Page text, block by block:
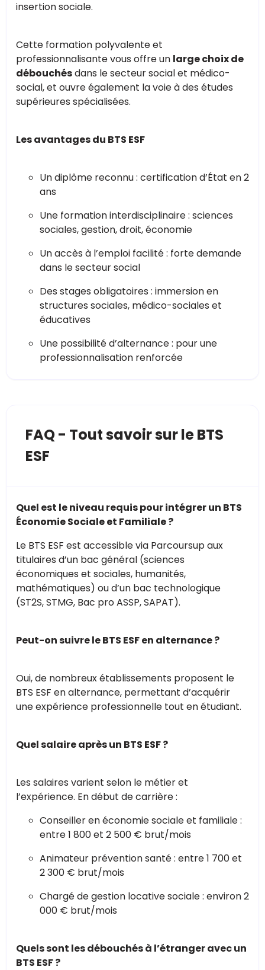
insertion sociale.
Cette formation polyvalente et
professionnalisante vous offre un large choix de
débouchésdans le secteur social et médico-
social, et ouvre également la voie à des études
supérieures spécialisées.
Les avantages du BTS ESF
Un diplôme reconnu : certification d’État en 2
ans
Une formation interdisciplinaire : sciences
sociales, gestion, droit, économie
Un accès à l’emploi facilité : forte demande
dans le secteur social
Des stages obligatoires : immersion en
structures sociales, médico-sociales et
éducatives
Une possibilité d’alternance : pour une
professionnalisation renforcée
FAQ - Tout savoir sur le BTS
ESF
Quel est le niveau requis pour intégrer un BTS
Économie Sociale et Familiale ?
Le BTS ESF est accessible via Parcoursup aux
titulaires d’un bac général (sciences
économiques et sociales, humanités,
mathématiques) ou d’un bac technologique
(ST2S, STMG, Bac pro ASSP, SAPAT).
Peut-on suivre le BTS ESF en alternance ?
Oui, de nombreux établissements proposent le
BTS ESF en alternance, permettant d’acquérir
une expérience professionnelle tout en étudiant.
Quel salaire après un BTS ESF ?
Les salaires varient selon le métier et
l’expérience. En début de carrière :
Conseiller en économie sociale et familiale :
entre 1 800 et 2 500 € brut/mois
Animateur prévention santé : entre 1 700 et
2 300 € brut/mois
Chargé de gestion locative sociale : environ 2
000 € brut/mois
Quels sont les débouchés à l’étranger avec un
BTS ESF ?